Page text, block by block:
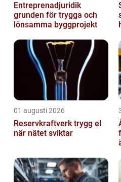
Entreprenadjuridik
grunden för trygga och
lönsamma byggprojekt
01 augusti 2026
Reservkraftverk trygg el
när nätet sviktar